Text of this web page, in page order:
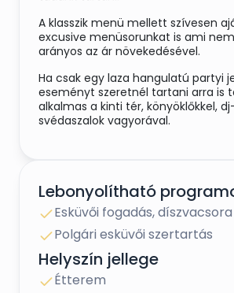
A klasszik menü mellett szívesen
excusive menüsorunkat is ami
arányos az ár növekedésével.
Ha csak egy laza hangulatú partyi
eseményt szeretnél tartani arra is
alkalmas a kinti tér, könyöklőkkel,
svédaszalok vagyorával.
Lebonyolítható
Esküvői fogadás, díszvacsora
Polgári esküvői szertartás
Helyszín jellege
Étterem